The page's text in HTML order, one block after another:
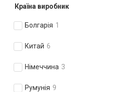
Країна виробник
Болгарія 1
Китай 6
Німеччина 3
Румунія 9